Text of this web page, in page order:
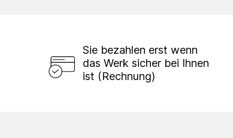
Sie bezahlen erst wenn
das Werk sicher bei Ihnen
ist (Rechnung)